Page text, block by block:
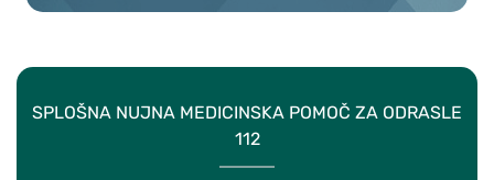
SPLOŠNA NUJNA MEDICINSKA POMOČ ZA ODRASLE
112